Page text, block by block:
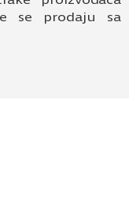
se prodaju sa